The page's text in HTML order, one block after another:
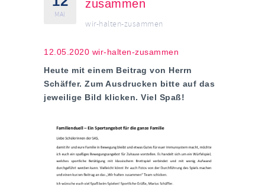
MAI
zusammen
wir-halten-zusammen
12.05.2020 wir-halten-zusammen
Heute mit einem Beitrag von Herrn
Schäffer. Zum Ausdrucken bitte auf das
jeweilige Bild klicken. Viel Spaß!